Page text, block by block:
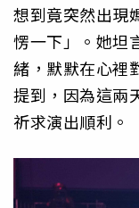
想到竟突然出現
愣一下」。她坦
緒，默默在心裡
提到，因為這兩
祈求演出順利。